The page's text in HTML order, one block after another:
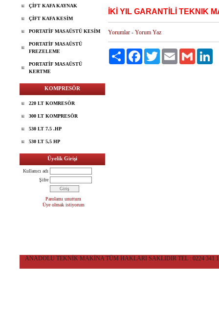
ÇİFT KAFA KAYNAK
ÇİFT KAFA KESİM
PORTATİF MASAÜSTÜ KESİM
PORTATİF MASAÜSTÜ
FREZELEME
PORTATİF MASAÜSTÜ
KERTME
KOMPRESÖR
220 LT KOMRESÖR
300 LT KOMPRESÖR
530 LT 7.5 .HP
530 LT 5,5 HP
Üyelik Girişi
Kullanıcı adı
Şifre
Parolamı unuttum
Üye olmak istiyorum
İKİ YIL GARANTİLİ TEKNIK
Yorumlar - Yorum Yaz
Paylaş FacebookTwitter Email Gmail
ANADOLU TEKNİK MAKİNA TÜM HAKLARI SAKLIDIR TEL : 0224 341 10